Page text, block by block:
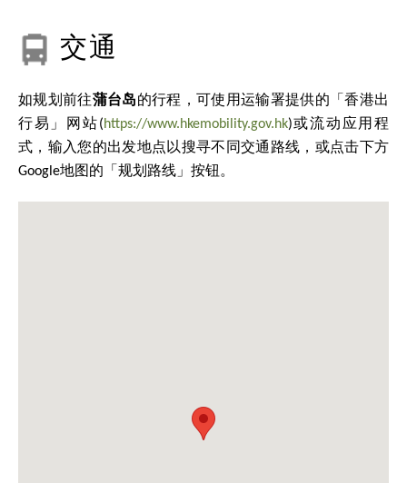
交通
如规划前往蒲台岛的行程，可使用运输署提供的「香港出
行易」网站(https://www.hkemobility.gov.hk)或流动应用程
式，输入您的出发地点以搜寻不同交通路线，或点击下方
Google地图的「规划路线」按钮。